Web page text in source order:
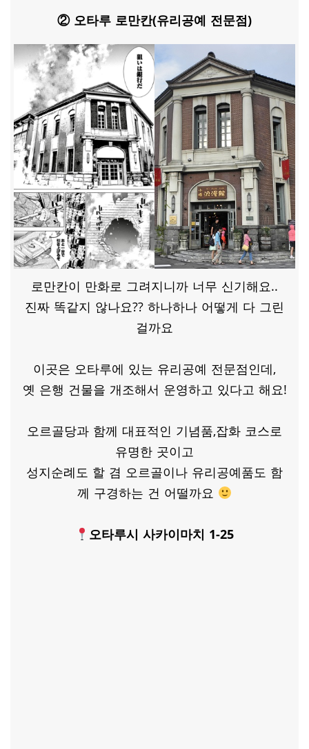
② 오타루 로만칸(유리공예 전문점)
로만칸이 만화로 그려지니까 너무 신기해요..
진짜 똑같지 않나요?? 하나하나 어떻게 다 그린
걸까요
이곳은 오타루에 있는 유리공예 전문점인데,
옛 은행 건물을 개조해서 운영하고 있다고 해요!
오르골당과 함께 대표적인 기념품,잡화 코스로
유명한 곳이고
성지순례도 할 겸 오르골이나 유리공예품도 함
께 구경하는 건 어떨까요
오타루시 사카이마치 1-25